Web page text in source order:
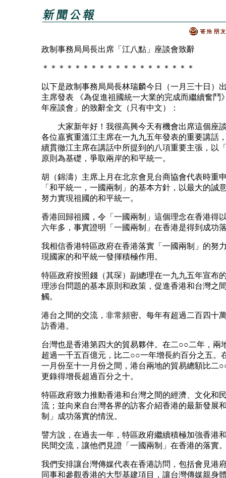
政制事務局局長出席「江八點」座談會致辭
＊＊＊＊＊＊＊＊＊＊＊＊＊＊＊＊＊＊＊
以下是政制事務局局長林瑞麟今日（一月三十日）
主席發表 《為促進祖國統一大業的完成而繼續奮鬥
年座談會」的致辭全文（只有中文）：
大家新年好！我很高興今天有機會出席這個座
各位嘉賓重溫江主席在一九九五年發表的重要講話
續貫徹江主席在講話中所提到的八項重要主張，以
原則為基礎，爭取兩岸的和平統一。
胡（錦濤）主席上月在北京會見台商協會代表時重
「和平統一，一國兩制」的基本方針，以最大的誠
努力實現祖國的和平統一。
香港回歸祖國，令「一國兩制」這個理念在香港得
六年多，事實證明「一國兩制」在香港是得到成功
我相信香港特區政府在香港落實「一國兩制」的努
現國家的和平統一發揮積極作用。
特區政府按照錢（其琛）副總理在一九九五年宣布
理涉台問題的基本原則和政策，促進香港和台灣之
觸。
港台之間的交流，非常頻密。每年有超過二百四十
訪香港。
台灣也是香港第四大的貿易夥伴。在二○○二年，兩
超過一千五百億元，比二○○一年增長約百分之五。
一月份至十一月份之間，港台兩地的貿易總額比二
更錄得增長超過百分之十。
特區政府致力推動香港和台灣之間的經濟、文化和
流；並向來自台灣各界的訪客介紹香港的最新發展
制」成功落實的情況。
譬方說，在過去一年，特區政府繼續積極加強香港
民間交流，讓他們見證「一國兩制」在香港的落實
我們安排讓台灣傳媒代表在香港訪問，包括會見港
同事和參觀香港的大型基建項目，讓台灣傳媒親身